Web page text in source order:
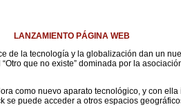
LANZAMIENTO PÁGINA WEB
de la tecnología y la globalización dan un
que no existe” dominada por la
como nuevo aparato tecnológico, y con ella
se puede acceder a otros espacios